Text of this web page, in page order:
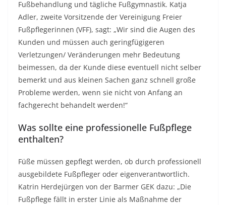
Fußbehandlung und tägliche Fußgymnastik. Katja
Adler, zweite Vorsitzende der Vereinigung Freier
Fußpflegerinnen (VFF), sagt: „Wir sind die Augen des
Kunden und müssen auch geringfügigeren
Verletzungen/ Veränderungen mehr Bedeutung
beimessen, da der Kunde diese eventuell nicht selber
bemerkt und aus kleinen Sachen ganz schnell große
Probleme werden, wenn sie nicht von Anfang an
fachgerecht behandelt werden!“
Was sollte eine professionelle Fußpflege
enthalten?
Füße müssen gepflegt werden, ob durch professionell
ausgebildete Fußpfleger oder eigenverantwortlich.
Katrin Herdejürgen von der Barmer GEK dazu: „Die
Fußpflege fällt in erster Linie als Maßnahme der